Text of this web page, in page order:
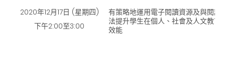
2020年12月17日 (星期四)
下午2:00至3:00
有策略地運用電子閱讀資源及與閱讀
法提升學生在個人、社會及人文教育
效能